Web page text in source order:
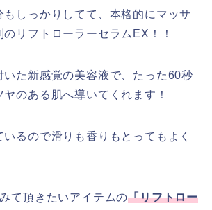
もしっかりしてて、本格的にマッサ
リフトローラーセラムEX！！
いた新感覚の美容液で、たった60秒
のある肌へ導いてくれます！
るので滑りも香りもとってもよく
て頂きたいアイテムの「リフトロー